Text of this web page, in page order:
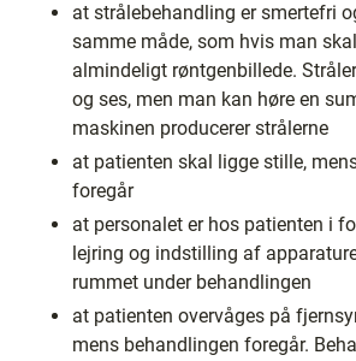
at strålebehandling er smertefri
samme måde, som hvis man
almindeligt røntgenbillede.
og ses, men man kan høre en
maskinen producerer strålerne
at patienten skal ligge stille,
foregår
at personalet er hos patienten i
lejring og indstilling af
rummet under behandlingen
at patienten overvåges på
mens behandlingen foregår.